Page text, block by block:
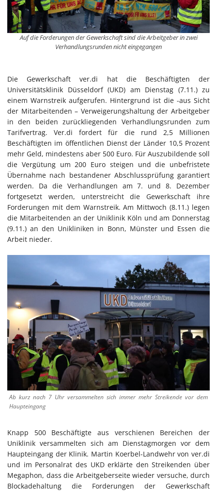
Auf die Forderungen der Gewerkschaft sind die Arbeitgeber in zwei
Verhandlungsrunden nicht eingegangen
Die Gewerkschaft ver.di hat die Beschäftigten der
Universitätsklinik Düsseldorf (UKD) am Dienstag (7.11.) zu
einem Warnstreik aufgerufen. Hintergrund ist die -aus Sicht
der Mitarbeitenden – Verweigerungshaltung der Arbeitgeber
in den beiden zurückliegenden Verhandlungsrunden zum
Tarifvertrag. Ver.di fordert für die rund 2,5 Millionen
Beschäftigten im öffentlichen Dienst der Länder 10,5 Prozent
mehr Geld, mindestens aber 500 Euro. Für Auszubildende soll
die Vergütung um 200 Euro steigen und die unbefristete
Übernahme nach bestandener Abschlussprüfung garantiert
werden. Da die Verhandlungen am 7. und 8. Dezember
fortgesetzt werden, unterstreicht die Gewerkschaft ihre
Forderungen mit dem Warnstreik. Am Mittwoch (8.11.) legen
die Mitarbeitenden an der Uniklinik Köln und am Donnerstag
(9.11.) an den Unikliniken in Bonn, Münster und Essen die
Arbeit nieder.
Ab kurz nach 7 Uhr versammelten sich immer mehr Streikende vor dem
Haupteingang
Knapp 500 Beschäftigte aus verschienen Bereichen der
Uniklinik versammelten sich am Dienstagmorgen vor dem
Haupteingang der Klinik. Martin Koerbel-Landwehr von ver.di
und im Personalrat des UKD erklärte den Streikenden über
Megaphon, dass die Arbeitgeberseite wieder versuche, durch
Blockadehaltung die Forderungen der Gewerkschaft